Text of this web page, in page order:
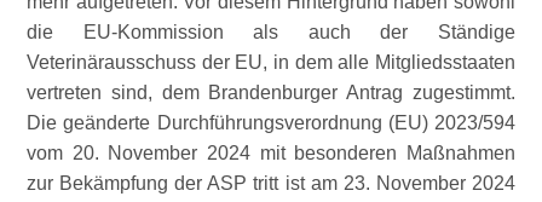
die EU-Kommission als auch der Ständige
Veterinärausschuss der EU, in dem alle Mitgliedsstaaten
vertreten sind, dem Brandenburger Antrag zugestimmt.
Die geänderte Durchführungsverordnung (EU) 2023/594
vom 20. November 2024 mit besonderen Maßnahmen
zur Bekämpfung der ASP tritt ist am 23. November 2024